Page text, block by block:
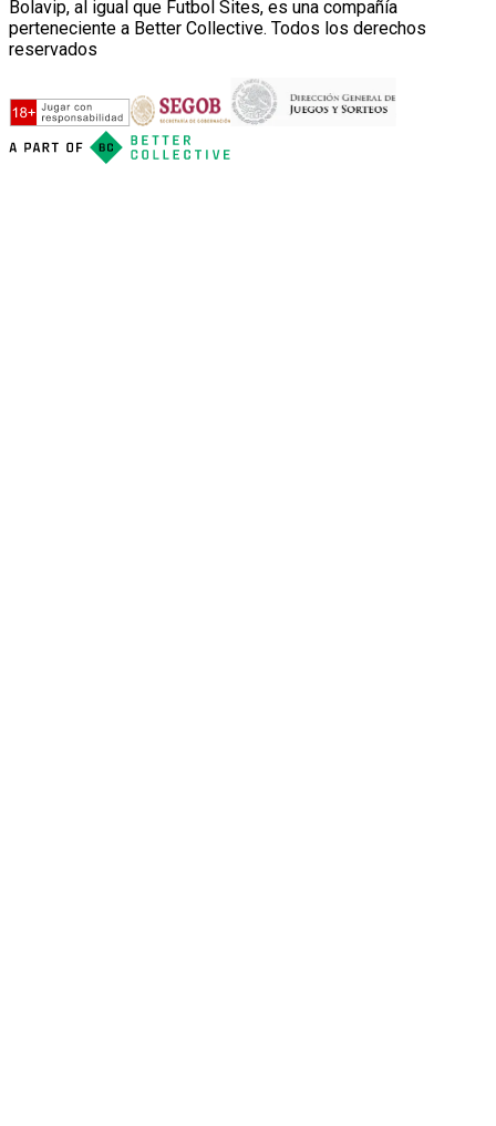
Bolavip, al igual que Futbol Sites, es una compañía
perteneciente a Better Collective. Todos los derechos
reservados